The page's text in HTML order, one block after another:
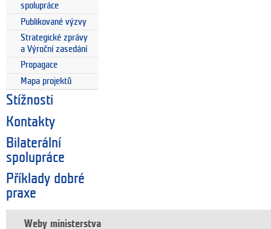
spolupráce
Publikované výzvy
Strategické zprávy
a Výroční zasedání
Propagace
Mapa projektů
Stížnosti
Kontakty
Bilaterální
spolupráce
Příklady dobré
praxe
Weby ministerstva